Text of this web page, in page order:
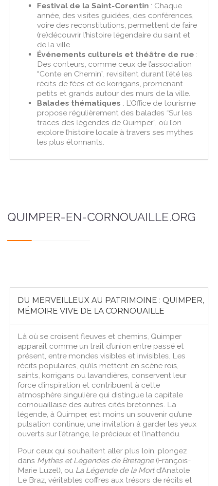
Festival de la Saint-Corentin : Chaque
année, des visites guidées, des conférences,
voire des reconstitutions, permettent de faire
(re)découvrir l’histoire légendaire du saint et
de la ville.
Événements culturels et théâtre de rue :
Des conteurs, comme ceux de l’association
“Conte en Chemin”, revisitent durant l’été les
récits de fées et de korrigans, promenant
petits et grands autour des murs de la ville.
Balades thématiques : L’Office de tourisme
propose régulièrement des balades “Sur les
traces des légendes de Quimper”, où l’on
explore l’histoire locale à travers ses mythes
les plus étonnants.
QUIMPER-EN-CORNOUAILLE.ORG
DU MERVEILLEUX AU PATRIMOINE : QUIMPER,
MÉMOIRE VIVE DE LA CORNOUAILLE
Là où se croisent fleuves et chemins, Quimper
apparaît comme un trait d’union entre passé et
présent, entre mondes visibles et invisibles. Les
récits populaires, qu’ils mettent en scène rois,
saints, korrigans ou lavandières, conservent leur
force d’inspiration et contribuent à cette
atmosphère singulière qui distingue la capitale
cornouaillaise des autres cités bretonnes. La
légende, à Quimper, est moins un souvenir qu’une
pulsation continue, une invitation à garder les yeux
ouverts sur l’étrange, le précieux et l’inattendu.
Pour ceux qui souhaitent aller plus loin, plongez
dans Mythes et Légendes de Bretagne(François-
Marie Luzel), ou La Légende de la Mortd’Anatole
Le Braz, véritables coffres aux trésors de récits et